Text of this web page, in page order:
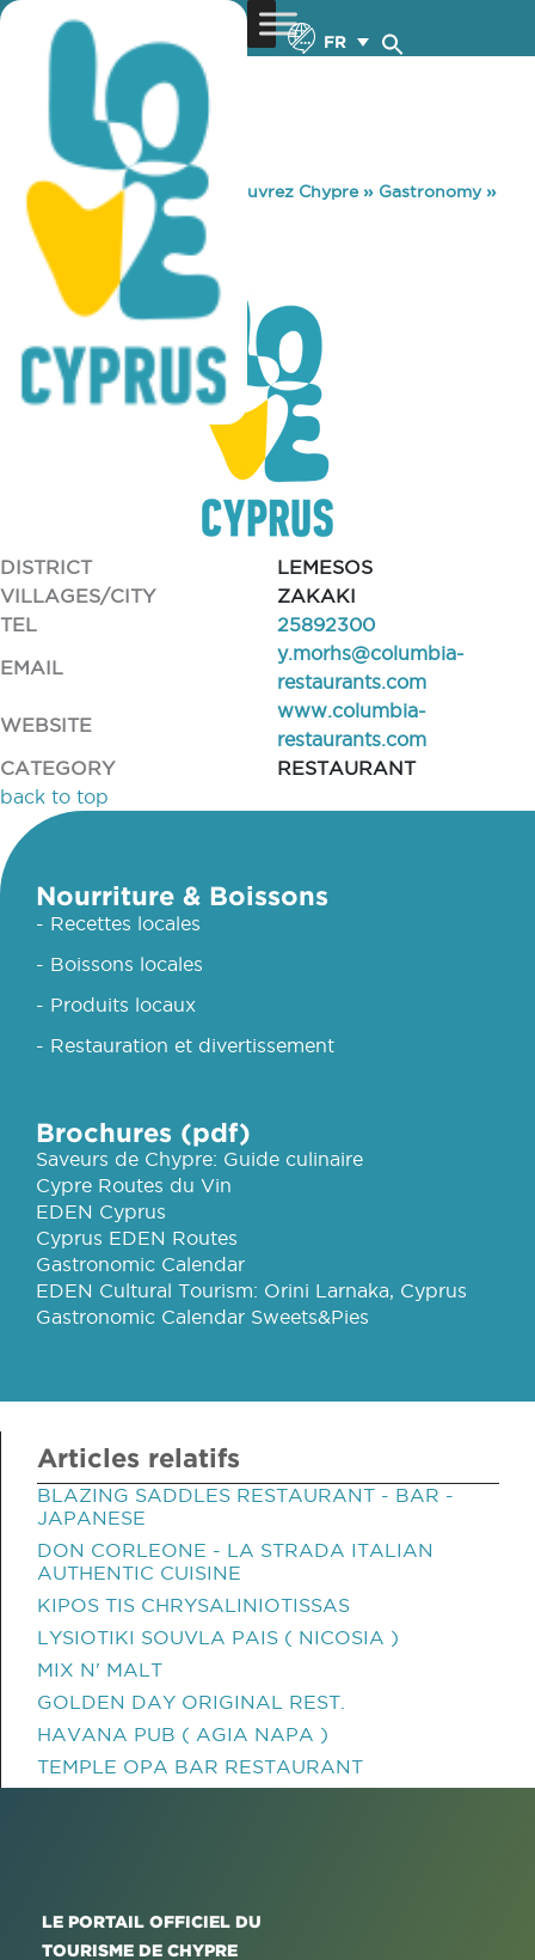
FR
You are here: Home »Découvrez Chypre» Gastronomy»
COLUMBIA SUN
COLUMBIA SUN
DISTRICT
LEMESOS
VILLAGES/CITY
ZAKAKI
TEL
25892300
EMAIL
y.morhs@columbia-
restaurants.com
WEBSITE
www.columbia-
restaurants.com
CATEGORY
RESTAURANT
back to top
Nourriture & Boissons
- Recettes locales
- Boissons locales
- Produits locaux
- Restauration et divertissement
Brochures (pdf)
Saveurs de Chypre: Guide culinaire
Cypre Routes du Vin
EDEN Cyprus
Cyprus EDEN Routes
Gastronomic Calendar
EDEN Cultural Tourism: Orini Larnaka, Cyprus
Gastronomic Calendar Sweets&Pies
Articles relatifs
BLAZING SADDLES RESTAURANT - BAR -
JAPANESE
DON CORLEONE - LA STRADA ITALIAN
AUTHENTIC CUISINE
KIPOS TIS CHRYSALINIOTISSAS
LYSIOTIKI SOUVLA PAIS ( NICOSIA )
MIX N' MALT
GOLDEN DAY ORIGINAL REST.
HAVANA PUB ( AGIA NAPA )
TEMPLE OPA BAR RESTAURANT
LE PORTAIL OFFICIEL DU
TOURISME DE CHYPRE